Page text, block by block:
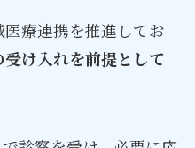
療連携を推進してお
け入れを前提として